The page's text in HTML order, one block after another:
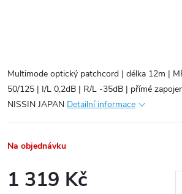
Multimode optický patchcord | délka 12m |
50/125 | I/L 0,2dB | R/L -35dB | přímé
NISSIN JAPAN Detailní informace
Na objednávku
1 319 Kč